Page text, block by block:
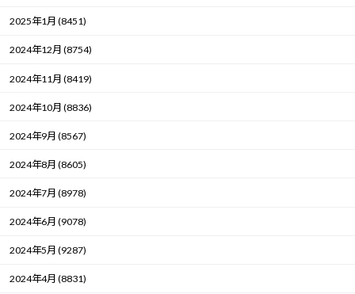
2025年1月 (8451)
2024年12月 (8754)
2024年11月 (8419)
2024年10月 (8836)
2024年9月 (8567)
2024年8月 (8605)
2024年7月 (8978)
2024年6月 (9078)
2024年5月 (9287)
2024年4月 (8831)